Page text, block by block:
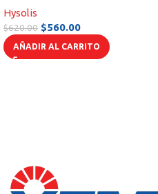
Hysolis
$620.00 $560.00
AÑADIR AL CARRITO